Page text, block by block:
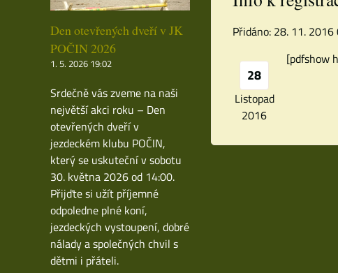
Přidáno: 28. 11. 2016
28
Listopad
2016
[pdfshow
Den otevřených dveří v JK
POČIN 2026
1. 5. 2026 19:02
Srdečně vás zveme na naši
největší akci roku – Den
otevřených dveří v
jezdeckém klubu POČIN,
který se uskuteční v sobotu
30. května 2026 od 14:00.
Přijďte si užít příjemné
odpoledne plné koní,
jezdeckých vystoupení, dobré
nálady a společných chvil s
dětmi i přáteli.